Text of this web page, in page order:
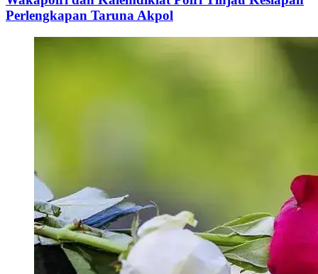
Perlengkapan Taruna Akpol